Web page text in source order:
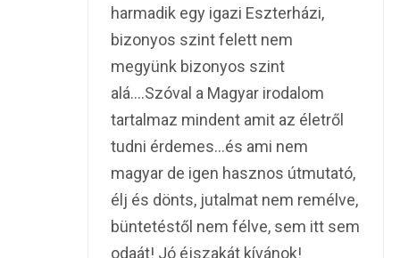
harmadik egy igazi Eszterházi,
bizonyos szint felett nem
megyünk bizonyos szint
alá….Szóval a Magyar irodalom
tartalmaz mindent amit az életről
tudni érdemes…és ami nem
magyar de igen hasznos útmutató,
élj és dönts, jutalmat nem remélve,
büntetéstől nem félve, sem itt sem
odaát! Jó éjszakát kívánok!